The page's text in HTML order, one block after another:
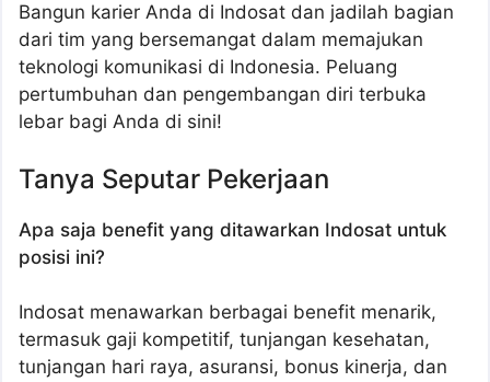
Bangun karier Anda di Indosat dan jadilah bagian
dari tim yang bersemangat dalam memajukan
teknologi komunikasi di Indonesia. Peluang
pertumbuhan dan pengembangan diri terbuka
lebar bagi Anda di sini!
Tanya Seputar Pekerjaan
Apa saja benefit yang ditawarkan Indosat untuk
posisi ini?
Indosat menawarkan berbagai benefit menarik,
termasuk gaji kompetitif, tunjangan kesehatan,
tunjangan hari raya, asuransi, bonus kinerja, dan